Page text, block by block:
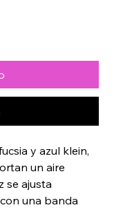
y azul klein,
un aire
se ajusta
una banda